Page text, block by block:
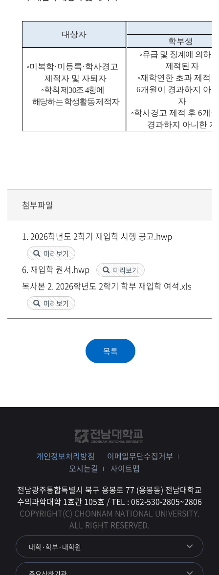
대상자
학부생
◦미복학·미등록·학사경고
제적자 및 자퇴자
◦학칙 제 30조4항에
해당하는 학생활동 제적자
◦유급 및 징계에 의하여
제적된 자
◦재학연한 초과 제적
6개월이 경과하지 아
자
◦학사경고 제적 후 6개
경과하지 아니한 자
첨부파일
1. 2026학년도 2학기 재입학 시행 공고.hwp
미리보기
6. 재입학 원서.hwp 미리보기
복사본 2. 2026학년도 2학기 학부 재입학 여석.xls
미리보기
개인정보처리방침
이메일무단수집거부
오시는길
사이트맵
전남광주통합특별시 북구 용봉로 77 (용봉동) 전남대학교
수의과학대학 1호관 105호 / TEL : 062-530-2805~2806
COPYRIGHT(C) CHONNAM NATIONAL UNIVERSITY.
ALL RIGHT RESERVED.
대학·학부·대학원